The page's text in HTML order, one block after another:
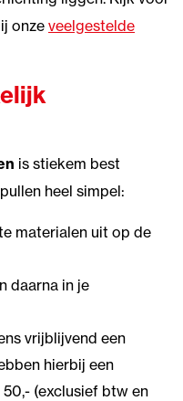
onze veelgestelde
is stiekem best
heel simpel:
materialen uit op de
daarna in je
vrijblijvend een
hierbij een
(exclusief btw en